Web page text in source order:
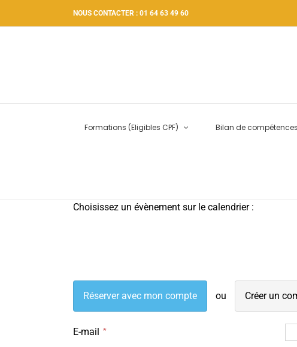
NOUS CONTACTER : 01 64 63 49 60
Formations (Eligibles CPF) Bilan de compétences
Choisissez un évènement sur le calendrier :
Réserver avec mon compte Créer un
E-mail